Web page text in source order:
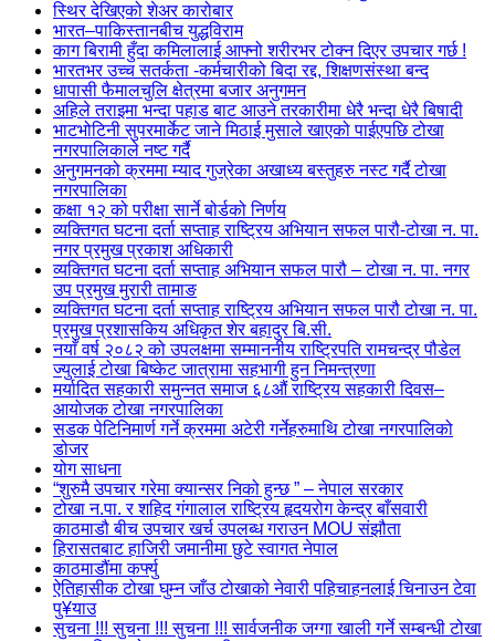
स्थिर देखिएको शेअर कारोबार
भारत–पाकिस्तानबीच युद्धविराम
काग बिरामी हुँदा कमिलालाई आफ्नो शरीरभर टोक्न दिएर उपचार गर्छ !
भारतभर उच्च सतर्कता -कर्मचारीको बिदा रद्द, शिक्षणसंस्था बन्द
धापासी फैमालचुलि क्षेत्रमा बजार अनुगमन
अहिले तराइमा भन्दा पहाड बाट आउने तरकारीमा धेरै भन्दा धेरै बिषादी
भाटभोटिनी सुपरमार्केट जाने मिठाई मुसाले खाएको पाईएपछि टोखा
नगरपालिकाले नष्ट गर्दै
अनुगमनको क्रममा म्याद गुज्रेका अखाध्य बस्तुहरु नस्ट गर्दै टोखा
नगरपालिका
कक्षा १२ को परीक्षा सार्ने बोर्डको निर्णय
व्यक्तिगत घटना दर्ता सप्ताह राष्ट्रिय अभियान सफल पारौ-टोखा न. पा.
नगर प्रमुख प्रकाश अधिकारी
व्यक्तिगत घटना दर्ता सप्ताह अभियान सफल पारौ – टोखा न. पा. नगर
उप प्रमुख मुरारी तामाङ
व्यक्तिगत घटना दर्ता सप्ताह राष्ट्रिय अभियान सफल पारौ टोखा न. पा.
प्रमुख प्रशासकिय अधिकृत शेर बहादुर बि.सी.
नयाँ वर्ष २०८२ को उपलक्षमा सम्माननीय राष्ट्रिपति रामचन्द्र पौडेल
ज्युलाई टोखा बिष्केट जात्रामा सहभागी हुन निमन्त्रणा
मर्यादित सहकारी समुन्नत समाज ६८औं राष्ट्रिय सहकारी दिवस–
आयोजक टोखा नगरपालिका
सडक पेटिनिमार्ण गर्ने क्रममा अटेरी गर्नेहरुमाथि टोखा नगरपालिको
डोजर
योग साधना
“शुरुमै उपचार गरेमा क्यान्सर निको हुन्छ ” – नेपाल सरकार
टोखा न.पा. र शहिद गंगालाल राष्ट्रिय हृदयरोग केन्द्र बाँसवारी
काठमाडौ बीच उपचार खर्च उपलब्ध गराउन MOU संझौता
हिरासतबाट हाजिरी जमानीमा छुटे स्वागत नेपाल
काठमाडौंमा कर्फ्यु
ऐतिहासीक टोखा घुम्न जाँउ टोखाको नेवारी पहिचाहनलाई चिनाउन टेवा
पु¥याउ
सुचना !!! सुचना !!! सुचना !!! सार्वजनीक जग्गा खाली गर्ने सम्बन्धी टोखा